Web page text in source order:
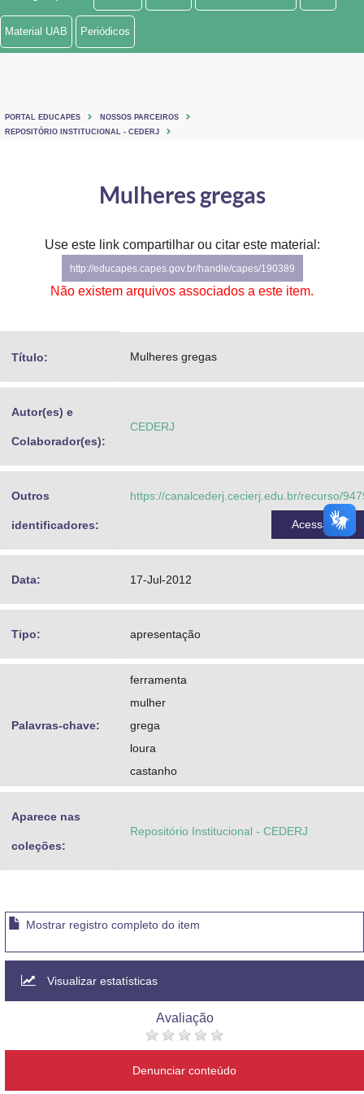
Ministério de Minas e Energia
Ministério do Turismo
Controladoria-Geral da União
Advocacia-Geral da União
Banco Central do Brasil
Material UAB Periódicos
PORTAL EDUCAPES
NOSSOS PARCEIROS
REPOSITÓRIO INSTITUCIONAL - CEDERJ
Mulheres gregas
Use este link compartilhar ou citar este material:
http://educapes.capes.gov.br/handle/capes/190389
Não existem arquivos associados a este item.
Título: Mulheres gregas
Autor(es) e
Colaborador(es):
CEDERJ
Outros
identificadores:
https://canalcederj.cecierj.edu.br/recurso/
Acessar
Data: 17-Jul-2012
Tipo: apresentação
Palavras-chave:
ferramenta
mulher
grega
loura
castanho
Aparece nas
coleções:
Repositório Institucional - CEDERJ
Mostrar registro completo do item
Visualizar estatísticas
Avaliação
Denunciar conteúdo